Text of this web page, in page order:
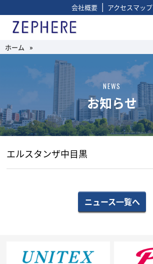
会社概要 | アクセスマップ
ホーム »
NEWS
お知らせ
エルスタンザ中目黒
ニュース一覧へ